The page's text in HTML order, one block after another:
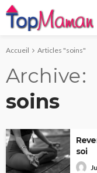
Accueil Articles "soins"
Archive
soins
soi